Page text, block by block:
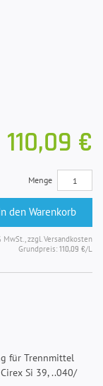
110,09 €
Menge
den Warenkorb
MwSt., zzgl. Versandkosten
Grundpreis: 110,09 €/L
für Trennmittel
Si 39, ..040/